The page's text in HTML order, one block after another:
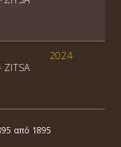
ZITSA
2024
από 1895